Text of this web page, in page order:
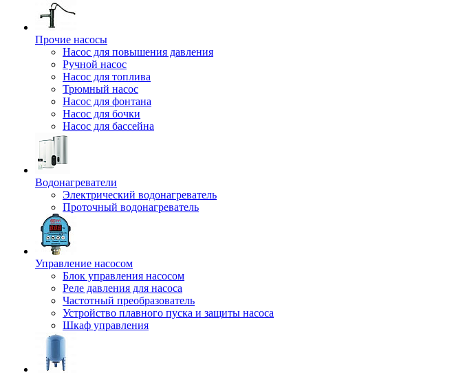
Прочие насосы
Насос для повышения давления
Ручной насос
Насос для топлива
Трюмный насос
Насос для фонтана
Насос для бочки
Насос для бассейна
Водонагреватели
Электрический водонагреватель
Проточный водонагреватель
Управление насосом
Блок управления насосом
Реле давления для насоса
Частотный преобразователь
Устройство плавного пуска и защиты насоса
Шкаф управления